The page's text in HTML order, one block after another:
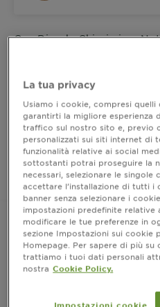
Con Biondo Chiarissimo
così naturale da sembrare
Belle Color Biondo
illumina i tuoi capelli con un
MOSTRA DI PIÙ
FORMATO 1 KIT
Dove acquistare
Risultati
La tua privacy
Usiamo i cookie, compresi
garantirti la migliore esperienza
traffico sul nostro sito e, previo
personalizzati sui siti internet di
funzionalità relative ai social
sottostanti potrai proseguire la
necessari, selezionare le
accettare l’installazione di tutti i
banner senza selezionare i
impostazioni predefinite relative
modificare le tue preferenze in
sezione Impostazioni sui cookie
Homepage. Per sapere di più
trattiamo i tuoi dati personali
nostra Cookie Policy.
Impostazioni cookie